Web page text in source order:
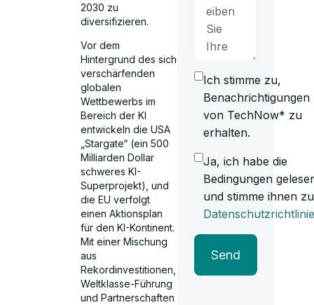
2030 zu
diversifizieren.
Vor dem
Hintergrund des sich
verschärfenden
globalen
Wettbewerbs im
Bereich der KI
entwickeln die USA
„Stargate“ (ein 500
Milliarden Dollar
schweres KI-
Superprojekt), und
die EU verfolgt
einen Aktionsplan
für den KI-Kontinent.
Mit einer Mischung
aus
Rekordinvestitionen,
Weltklasse-Führung
und Partnerschaften
Ich stimme zu,
Benachrichtigungen
von TechNow* zu
erhalten.
Ja, ich habe die
Bedingungen
und stimme ihnen
Datenschutzrichtlinie
Send